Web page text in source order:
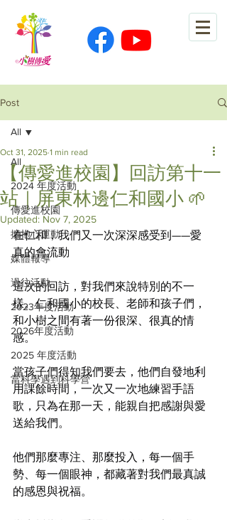
Post
All
2024 年度活動
傳愛進校園
擁抱心運動
媒體報導
過往活動
2023年度活動
2026年度活動
2025 年度活動
當科學遇到科學營
All
【傳愛進校園】回訪第十一
站｜屏東林邊仁和國小 🌱
Oct 31, 2025 1 min read
Updated: Nov 7, 2025
在仁和，我們又一次深深感受到——愛
真的會流動
這次的回訪，對我們來說特別的不一
樣。仁和國小的校長、老師和孩子們，
和小樹之間有著一份很深、很真的情
感。
當孩子們得知我們要去，他們自發地利
用課餘時間，一次又一次地練習手語
歌，只為在那一天，能親自把感謝與愛
送給我們。
他們那麼專注、那麼投入，每一個手
勢、每一個眼神，都藏著對我們最真誠
的感恩與祝福。